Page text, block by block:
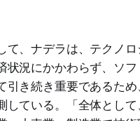
て、ナデラは、テクノ
状況にかかわらず、ソ
引き続き重要であるた
している。「全体とし